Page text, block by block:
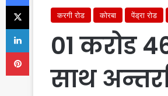
करगी रोड कोरबा पेंड्रा रोड
01 करोड
साथ
X
LinkedIn
Pinterest